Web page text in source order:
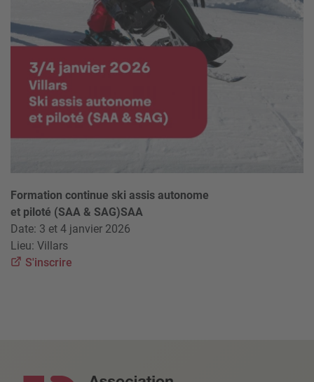
Formation continue ski assis autonome
et piloté (SAA & SAG)SAA
Date: 3 et 4 janvier 2026
Lieu: Villars
S'inscrire